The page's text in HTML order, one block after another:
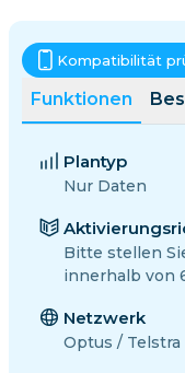
Funktionen
Kompatibilität
Plantyp
Nur Daten
Bitte stellen
innerhalb von
Netzwerk
Optus / Telstra